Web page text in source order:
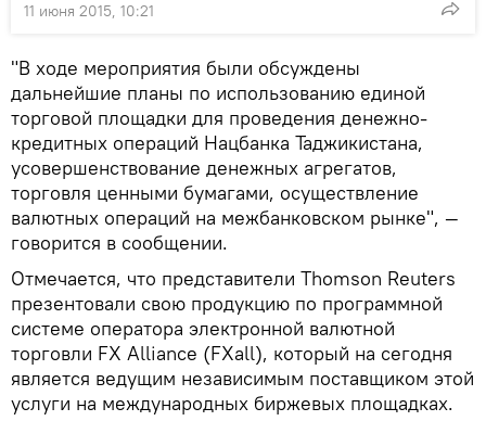
11 июня 2015, 10:21
"В ходе мероприятия были обсуждены
дальнейшие планы по использованию единой
торговой площадки для проведения денежно-
кредитных операций Нацбанка Таджикистана,
усовершенствование денежных агрегатов,
торговля ценными бумагами, осуществление
валютных операций на межбанковском рынке", —
говорится в сообщении.
Отмечается, что представители Thomson Reuters
презентовали свою продукцию по программной
системе оператора электронной валютной
торговли FX Alliance (FXall), который на сегодня
является ведущим независимым поставщиком этой
услуги на международных биржевых площадках.